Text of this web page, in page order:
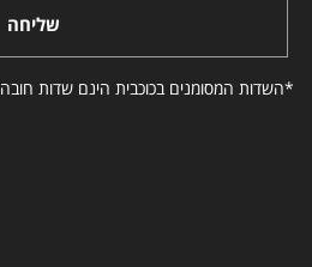
שליחה
*השדות המסומנים בכוכבית הינם שדות חובה